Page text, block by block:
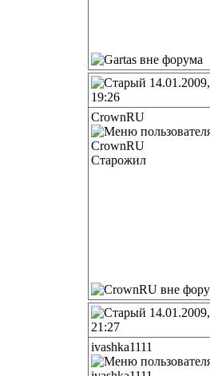
14.01.2009,
19:26
CrownRU
Старожил
14.01.2009,
21:27
ivashka1111